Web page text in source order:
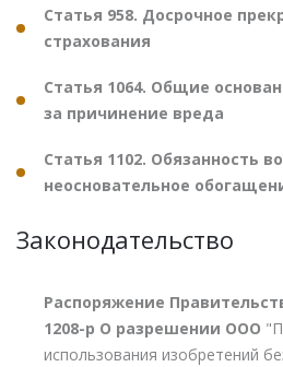
Статья 958. Досрочное
страхования
Статья 1064. Общие
за причинение вреда
Статья 1102. Обязанность
неосновательное
Законодательство
Распоряжение
1208-р О разрешении ООО
использования изобретений